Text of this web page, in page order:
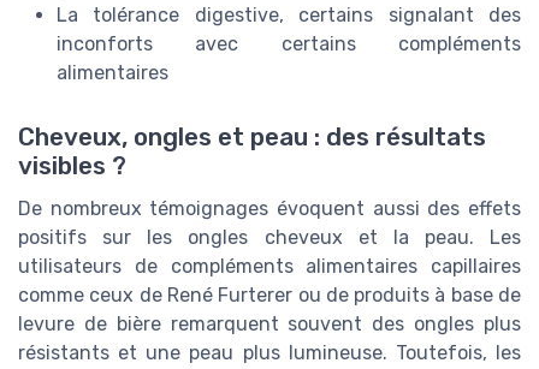
La tolérance digestive, certains signalant des
inconforts avec certains compléments
alimentaires
Cheveux, ongles et peau : des résultats
visibles ?
De nombreux témoignages évoquent aussi des effets
positifs sur les ongles cheveux et la peau. Les
utilisateurs de compléments alimentaires capillaires
comme ceux de René Furterer ou de produits à base de
levure de bière remarquent souvent des ongles plus
résistants et une peau plus lumineuse. Toutefois, les